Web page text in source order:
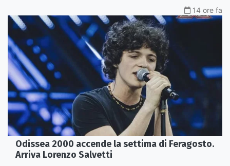
14 ore fa
Odissea 2000 accende la settima di Feragosto.
Arriva Lorenzo Salvetti